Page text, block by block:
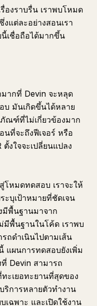
องราบรื่น เราพบโหมด
แต่ละอย่างสอนเรา
นี้เชื่อถือได้มากขึ้น
มากที่ Devin จะหลุด
บ มันเกิดขึ้นได้หลาย
ณฑ์ที่ไม่เกี่ยวข้องมาก
นที่จะถึงฟีเจอร์ หรือ
งใจจะเปลี่ยนแปลง
โหมดทดสอบ เราจะให้
บุเป้าหมายที่ชัดเจน
มีพื้นฐานมาจาก
พื้นฐานในโค้ด เราพบ
ถดำเนินไปตามเส้น
แผนการทดสอบยังเพิ่ม
Devin สามารถ
ะเยอทะยานที่สุดของ
ริการหลายตัวทำงาน
เฉพาะ และเปิดใช้งาน